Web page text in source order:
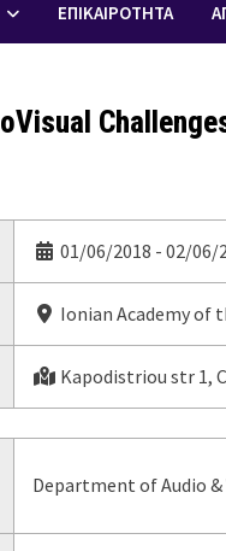
ΕΠΙΚΑΙΡΟΤΗΤΑ
01/06/2018 - 02/06/
Ionian Academy of
Kapodistriou str 1,
Department of Audio